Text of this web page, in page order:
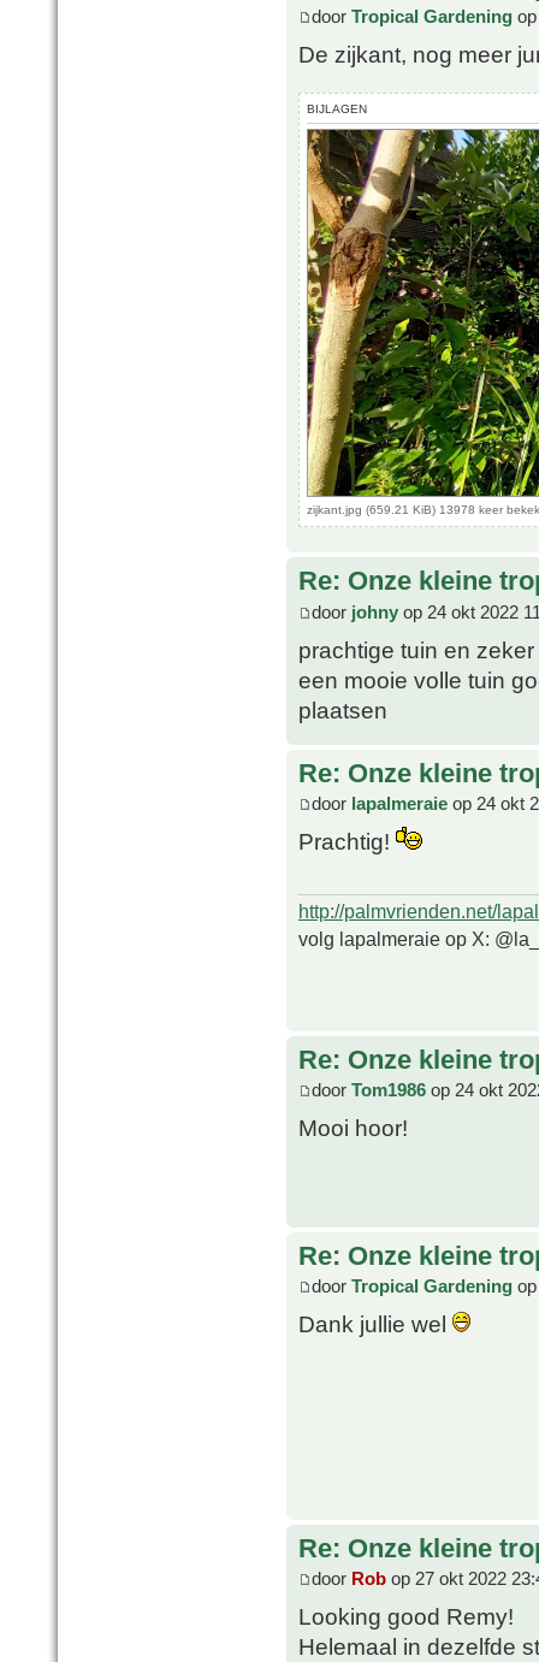
door Tropical Gardening
De zijkant, nog meer
BIJLAGEN
zijkant.jpg (659.21 KiB) 13978 keer
Re: Onze kleine
door johny op 24 okt 2022
prachtige tuin en
een mooie volle tuin
plaatsen
Re: Onze kleine
door lapalmeraie op 24 okt
Prachtig!
http://palmvrienden.net/
volg lapalmeraie op X:
Re: Onze kleine
door Tom1986 op 24 okt
Mooi hoor!
Re: Onze kleine
door Tropical Gardening
Dank jullie wel
Re: Onze kleine
door Rob op 27 okt 2022
Looking good Remy!
Helemaal in dezelfde